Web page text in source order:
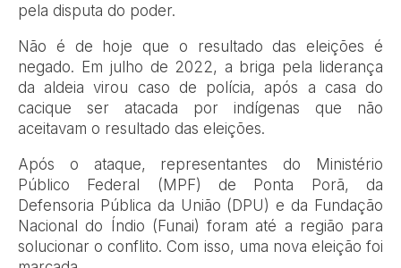
pela disputa do poder.
Não é de hoje que o resultado das eleições é
negado. Em julho de 2022, a briga pela liderança
da aldeia virou caso de polícia, após a casa do
cacique ser atacada por indígenas que não
aceitavam o resultado das eleições.
Após o ataque, representantes do Ministério
Público Federal (MPF) de Ponta Porã, da
Defensoria Pública da União (DPU) e da Fundação
Nacional do Índio (Funai) foram até a região para
solucionar o conflito. Com isso, uma nova eleição foi